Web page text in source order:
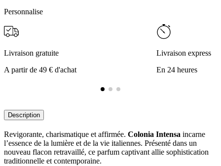
Personnalise
Livraison gratuite
A partir de 49 € d'achat
Livraison express
En 24 heures
Description
Revigorante, charismatique et affirmée. Colonia Intensa incarne
l’essence de la lumière et de la vie italiennes. Présenté dans un
nouveau flacon retravaillé, ce parfum captivant allie sophistication
traditionnelle et contemporaine.